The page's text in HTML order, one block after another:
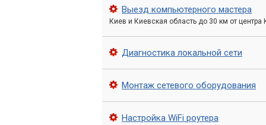
Первый и один из наиболее важных
пользователей и их потребности в
Мы разрабатываем детальный план
расчет необходимого количества
Выезд компьютерного мастера
Киев и Киевская область до 30 км от центра
Диагностика локальной сети
Монтаж сетевого оборудования
Настройка WiFi роутера